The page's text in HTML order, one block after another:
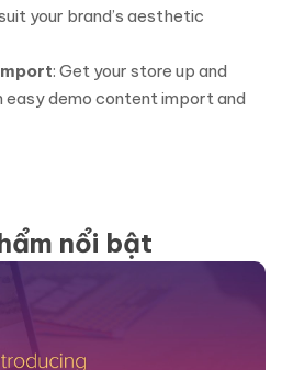
your brand’s aesthetic
: Get your store up and
easy demo content import and
nổi bật